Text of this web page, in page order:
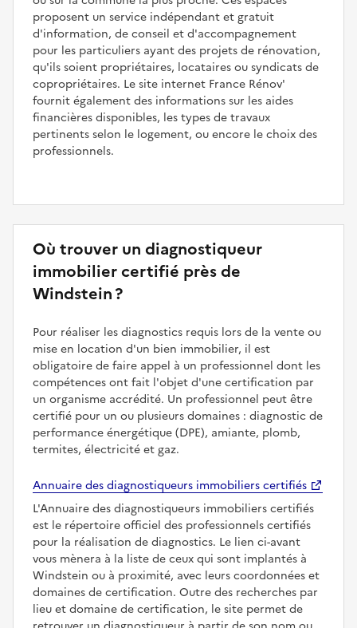
proposent un service indépendant et gratuit
d'information, de conseil et d'accompagnement
pour les particuliers ayant des projets de rénovation,
qu'ils soient propriétaires, locataires ou syndicats de
copropriétaires. Le site internet France Rénov'
fournit également des informations sur les aides
financières disponibles, les types de travaux
pertinents selon le logement, ou encore le choix des
professionnels.
Où trouver un diagnostiqueur
immobilier certifié près de
Windstein ?
Pour réaliser les diagnostics requis lors de la vente ou
mise en location d'un bien immobilier, il est
obligatoire de faire appel à un professionnel dont les
compétences ont fait l'objet d'une certification par
un organisme accrédité. Un professionnel peut être
certifié pour un ou plusieurs domaines : diagnostic de
performance énergétique (DPE), amiante, plomb,
termites, électricité et gaz.
Annuaire des diagnostiqueurs immobiliers certifiés
L'Annuaire des diagnostiqueurs immobiliers certifiés
est le répertoire officiel des professionnels certifiés
pour la réalisation de diagnostics. Le lien ci-avant
vous mènera à la liste de ceux qui sont implantés à
Windstein ou à proximité, avec leurs coordonnées et
domaines de certification. Outre des recherches par
lieu et domaine de certification, le site permet de